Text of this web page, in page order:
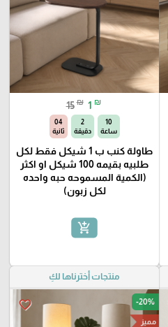
15 ₪ 1 ₪
10
ساعة
2
دقيقة
03
ثانية
طاولة كنب ب 1 شيكل فقط لكل
طلبيه بقيمه 100 شيكل او اكثر
(الكمية المسموحه حبه واحده
لكل زبون)
add_shopping_cart
منتجات أخترناها لكِ
favorite_border -20%
مميز